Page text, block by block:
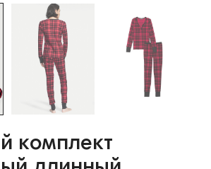
комплект